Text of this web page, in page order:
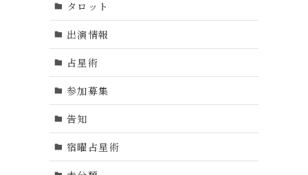
タロット
出演情報
占星術
参加募集
告知
宿曜占星術